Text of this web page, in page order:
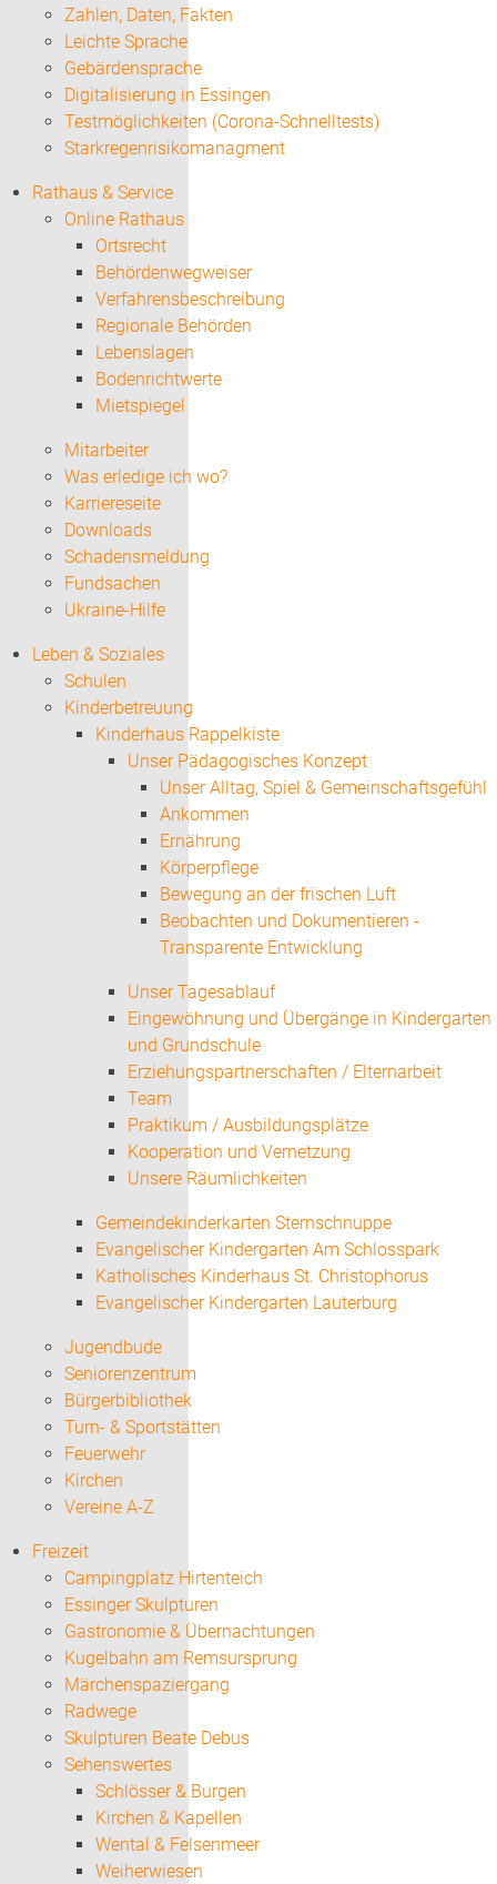
Zahlen, Daten, Fakten
Leichte Sprache
Gebärdensprache
Digitalisierung in Essingen
Testmöglichkeiten (Corona-Schnelltests)
Starkregenrisikomanagment
Rathaus & Service
Online Rathaus
Ortsrecht
Behördenwegweiser
Verfahrensbeschreibung
Regionale Behörden
Lebenslagen
Bodenrichtwerte
Mietspiegel
Mitarbeiter
Was erledige ich wo?
Karriereseite
Downloads
Schadensmeldung
Fundsachen
Ukraine-Hilfe
Leben & Soziales
Schulen
Kinderbetreuung
Kinderhaus Rappelkiste
Unser Pädagogisches Konzept
Unser Alltag, Spiel & Gemeinschaftsgefühl
Ankommen
Ernährung
Körperpflege
Bewegung an der frischen Luft
Beobachten und Dokumentieren -
Transparente Entwicklung
Unser Tagesablauf
Eingewöhnung und Übergänge in Kindergarten
und Grundschule
Erziehungspartnerschaften / Elternarbeit
Team
Praktikum / Ausbildungsplätze
Kooperation und Vernetzung
Unsere Räumlichkeiten
Gemeindekinderkarten Sternschnuppe
Evangelischer Kindergarten Am Schlosspark
Katholisches Kinderhaus St. Christophorus
Evangelischer Kindergarten Lauterburg
Jugendbude
Seniorenzentrum
Bürgerbibliothek
Turn- & Sportstätten
Feuerwehr
Kirchen
Vereine A-Z
Freizeit
Campingplatz Hirtenteich
Essinger Skulpturen
Gastronomie & Übernachtungen
Kugelbahn am Remsursprung
Märchenspaziergang
Radwege
Skulpturen Beate Debus
Sehenswertes
Schlösser & Burgen
Kirchen & Kapellen
Wental & Felsenmeer
Weiherwiesen